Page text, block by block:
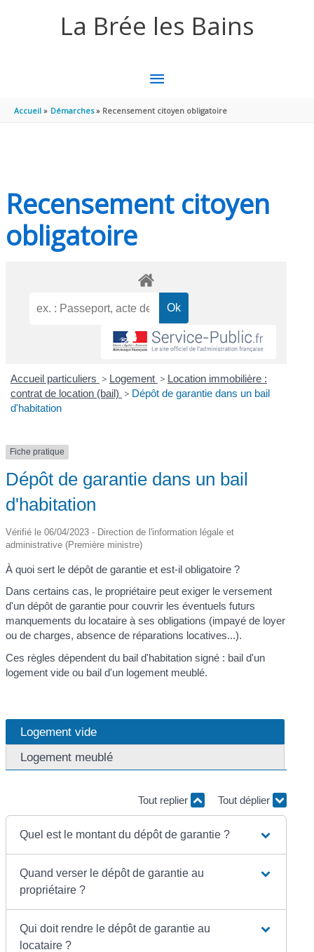
La Brée les Bains
MENU
PRINCIPAL
Accueil Démarches Recensement citoyen obligatoire
Recensement citoyen
obligatoire
Accueil particuliers > Logement > Location immobilière :
contrat de location (bail) > Dépôt de garantie dans un bail
d'habitation
Fiche pratique
Dépôt de garantie dans un bail
d'habitation
Vérifié le 06/04/2023 - Direction de l'information légale et
administrative (Première ministre)
À quoi sert le dépôt de garantie et est-il obligatoire ?
Dans certains cas, le propriétaire peut exiger le versement
d'un dépôt de garantie pour couvrir les éventuels futurs
manquements du locataire à ses obligations (impayé de loyer
ou de charges, absence de réparations locatives...).
Ces règles dépendent du bail d'habitation signé : bail d'un
logement vide ou bail d'un logement meublé.
Logement vide
Logement meublé
Tout replier Tout déplier
Quel est le montant du dépôt de garantie ?
Quand verser le dépôt de garantie au
propriétaire ?
Qui doit rendre le dépôt de garantie au
locataire ?